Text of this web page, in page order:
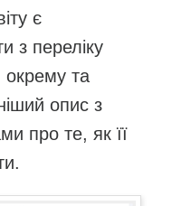
є
з переліку
та
опис з
про те, як її